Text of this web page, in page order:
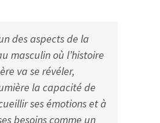
des aspects de la
masculin où l’histoire
va se révéler,
la capacité de
ses émotions et à
besoins comme un